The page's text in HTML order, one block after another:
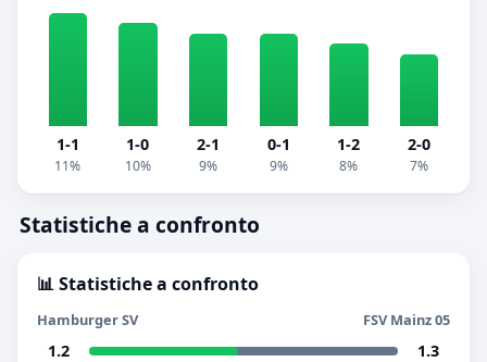
1-1
11%
1-0
10%
2-1
9%
0-1
9%
1-2
8%
2-0
7%
Statistiche a confronto
📊 Statistiche a confronto
Hamburger SV FSV Mainz 05
1.2 1.3